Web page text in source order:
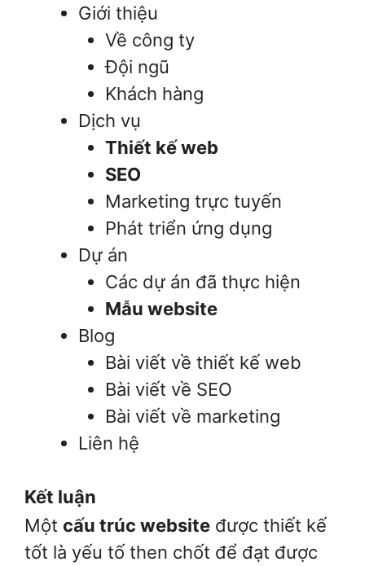
Giới thiệu
Về công ty
Đội ngũ
Khách hàng
Dịch vụ
Thiết kế web
SEO
Marketing trực tuyến
Phát triển ứng dụng
Dự án
Các dự án đã thực hiện
Mẫu website
Blog
Bài viết về thiết kế web
Bài viết về SEO
Bài viết về marketing
Liên hệ
Kết luận
Một cấu trúc website được thiết kế
tốt là yếu tố then chốt để đạt được